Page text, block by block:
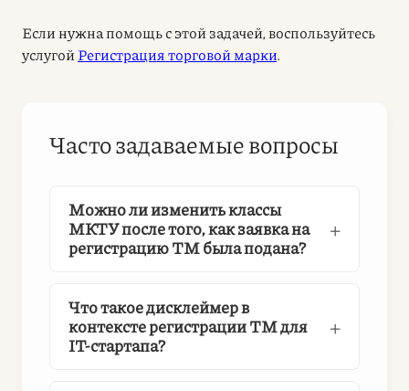
Если нужна помощь с этой задачей, воспользуйтесь
услугойРегистрация торговой марки.
Часто задаваемые вопросы
Можно ли изменить классы
МКТУ после того, как заявка на
регистрацию ТМ была подана?
Что такое дисклеймер в
контексте регистрации ТМ для
IT-стартапа?